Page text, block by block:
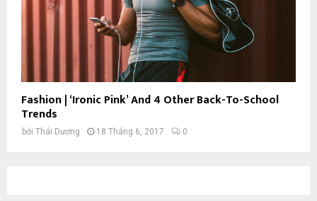
Fashion | ‘Ironic Pink’ And 4 Other Back-To-School
Trends
bởi Thái Dương 18 Tháng 6, 2017 0